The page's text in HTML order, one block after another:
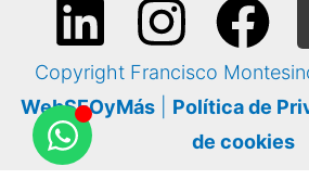
Copyright Francisco
WebSEOyMás| Política de
de cookies